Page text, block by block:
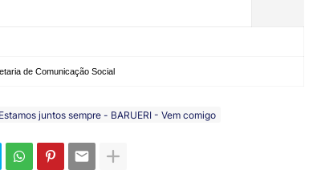
de Comunicação Social
juntos sempre - BARUERI - Vem comigo